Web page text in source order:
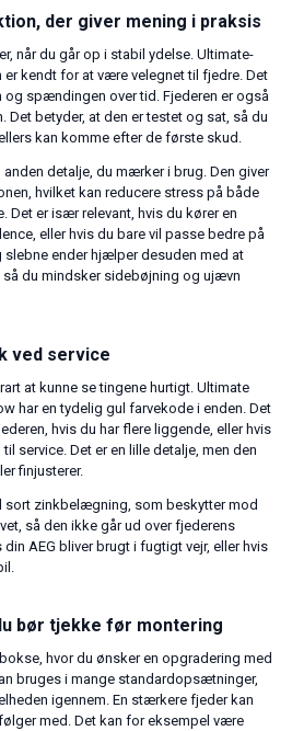
der giver mening i praksis
når du går op i stabil ydelse. Ultimate-
er kendt for at være velegnet til fjedre. Det
spændingen over tid. Fjederen er også
betyder, at den er testet og sat, så du
kan komme efter de første skud.
detalje, du mærker i brug. Den giver
hvilket kan reducere stress på både
Det er især relevant, hvis du kører en
eller hvis du bare vil passe bedre på
ender hjælper desuden med at
du mindsker sidebøjning og ujævn
ved service
at kunne se tingene hurtigt. Ultimate
har en tydelig gul farvekode i enden. Det
hvis du har flere liggende, eller hvis
service. Det er en lille detalje, men den
finjusterer.
sort zinkbelægning, som beskytter mod
så den ikke går ud over fjederens
AEG bliver brugt i fugtigt vejr, eller hvis
bør tjekke før montering
hvor du ønsker en opgradering med
bruges i mange standardopsætninger,
igennem. En stærkere fjeder kan
med. Det kan for eksempel være